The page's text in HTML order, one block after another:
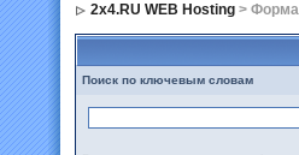
2x4.RU WEB Hosting >
Поиск по ключевым словам